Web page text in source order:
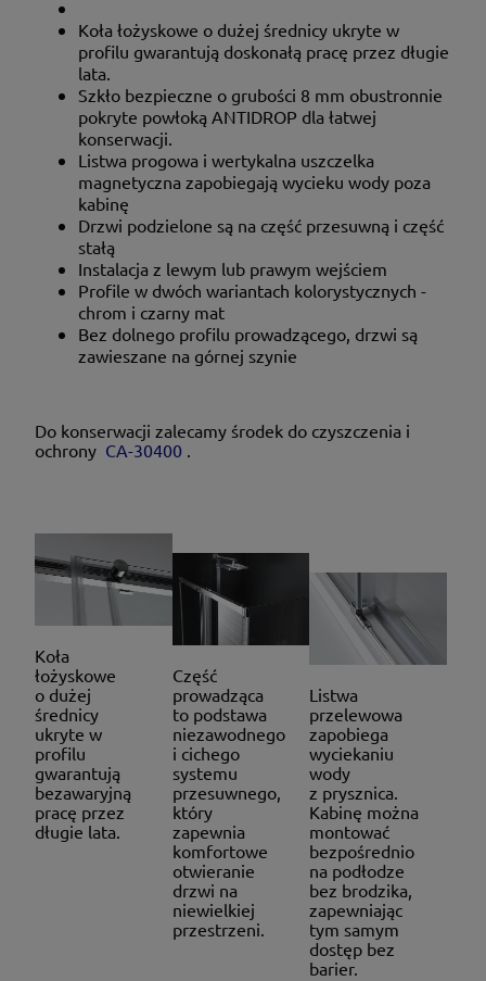
Koła łożyskowe o dużej średnicy ukryte w
profilu gwarantują doskonałą pracę przez długie
lata.
Szkło bezpieczne o grubości 8 mm obustronnie
pokryte powłoką ANTIDROP dla łatwej
konserwacji.
Listwa progowa i wertykalna uszczelka
magnetyczna zapobiegają wycieku wody poza
kabinę
Drzwi podzielone są na część przesuwną i część
stałą
Instalacja z lewym lub prawym wejściem
Profile w dwóch wariantach kolorystycznych -
chrom i czarny mat
Bez dolnego profilu prowadzącego, drzwi są
zawieszane na górnej szynie
Do konserwacji zalecamy środek do czyszczenia i
ochrony CA-30400
Koła
łożyskowe
o dużej
średnicy
ukryte w
profilu
gwarantują
bezawaryjną
pracę przez
długie lata.
Część
prowadząca
to podstawa
niezawodnego
i cichego
systemu
przesuwnego,
który
zapewnia
komfortowe
otwieranie
drzwi na
niewielkiej
przestrzeni.
Listwa
przelewowa
zapobiega
wyciekaniu
wody
z prysznica.
Kabinę można
montować
bezpośrednio
na podłodze
bez brodzika,
zapewniając
tym samym
dostęp bez
barier.